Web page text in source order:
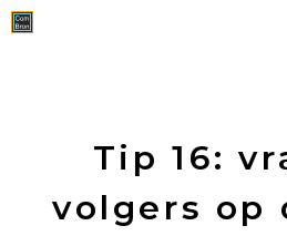
Spring
naar
Tip 16:
volgers op